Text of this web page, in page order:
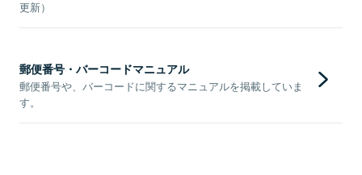
更新）
郵便番号・バーコードマニュアル
郵便番号や、バーコードに関するマニュアルを掲載していま
す。